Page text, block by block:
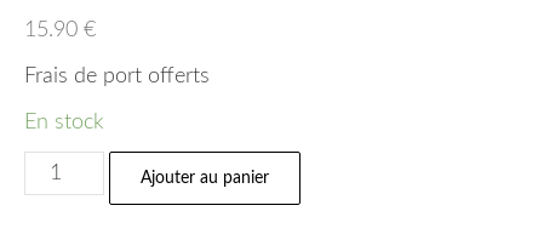
15.90€
Frais de port offerts
En stock
Ajouter au panier